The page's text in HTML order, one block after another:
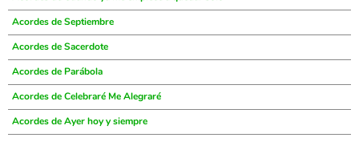
Acordes de Septiembre
Acordes de Sacerdote
Acordes de Parábola
Acordes de Celebraré Me Alegraré
Acordes de Ayer hoy y siempre